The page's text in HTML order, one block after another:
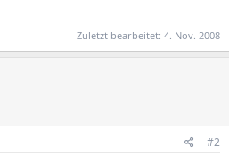
Zuletzt bearbeitet: 4. Nov. 2008
#2